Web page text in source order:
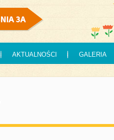
AKTUALNOŚCI GALERIA